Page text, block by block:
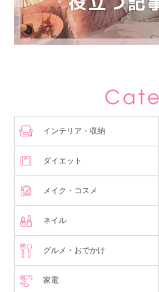
インテリア・収納
ダイエット
メイク・コスメ
ネイル
グルメ・おでかけ
家電